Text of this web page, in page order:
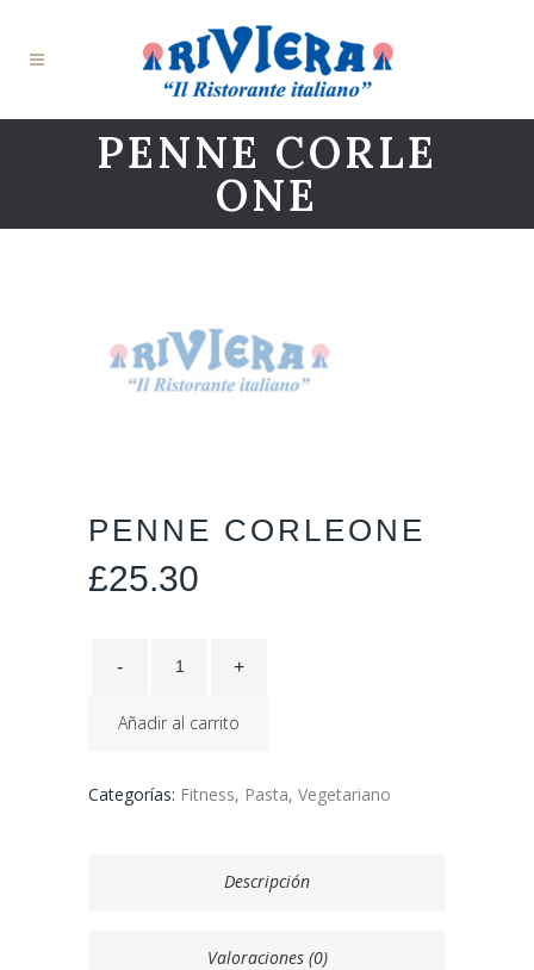
PENNE CORLE
ONE
PENNE CORLEONE
£25.30
Añadir al carrito
Categorías: Fitness, Pasta, Vegetariano
Descripción
Valoraciones (0)